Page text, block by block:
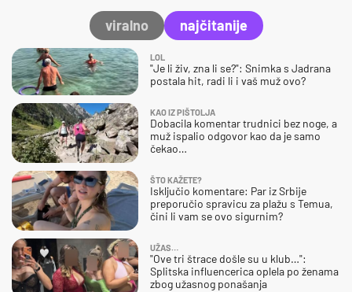
viralno najčitanije
LOL
"Je li živ, zna li se?": Snimka s Jadrana
postala hit, radi li i vaš muž ovo?
KAO IZ PIŠTOLJA
Dobacila komentar trudnici bez noge, a
muž ispalio odgovor kao da je samo
čekao…
ŠTO KAŽETE?
Isključio komentare: Par iz Srbije
preporučio spravicu za plažu s Temua,
čini li vam se ovo sigurnim?
UŽAS…
"Ove tri štrace došle su u klub…":
Splitska influencerica oplela po ženama
zbog užasnog ponašanja